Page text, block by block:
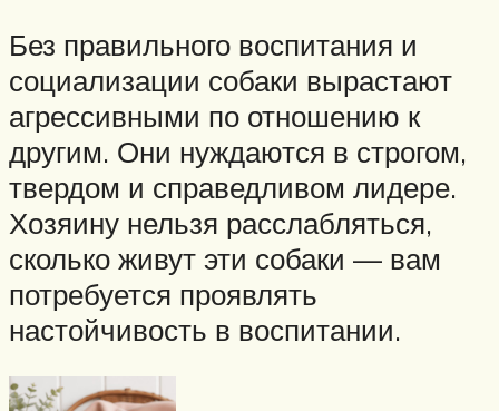
Без правильного воспитания и
социализации собаки вырастают
агрессивными по отношению к
другим. Они нуждаются в строгом,
твердом и справедливом лидере.
Хозяину нельзя расслабляться,
сколько живут эти собаки — вам
потребуется проявлять
настойчивость в воспитании.